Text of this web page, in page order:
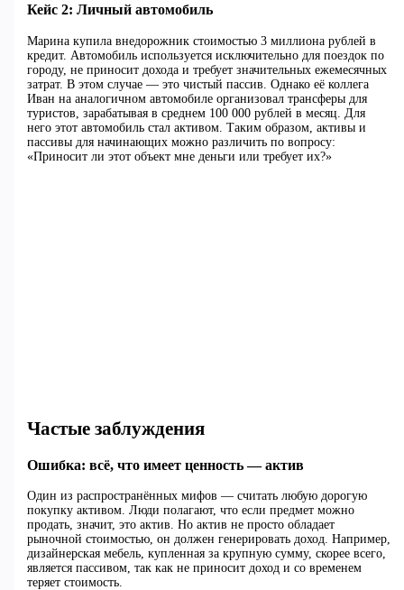
Кейс 2: Личный автомобиль
Марина купила внедорожник стоимостью 3 миллиона рублей в
кредит. Автомобиль используется исключительно для поездок по
городу, не приносит дохода и требует значительных ежемесячных
затрат. В этом случае — это чистый пассив. Однако её коллега
Иван на аналогичном автомобиле организовал трансферы для
туристов, зарабатывая в среднем 100 000 рублей в месяц. Для
него этот автомобиль стал активом. Таким образом, активы и
пассивы для начинающих можно различить по вопросу:
«Приносит ли этот объект мне деньги или требует их?»
Частые заблуждения
Ошибка: всё, что имеет ценность — актив
Один из распространённых мифов — считать любую дорогую
покупку активом. Люди полагают, что если предмет можно
продать, значит, это актив. Но актив не просто обладает
рыночной стоимостью, он должен генерировать доход. Например,
дизайнерская мебель, купленная за крупную сумму, скорее всего,
является пассивом, так как не приносит доход и со временем
теряет стоимость.